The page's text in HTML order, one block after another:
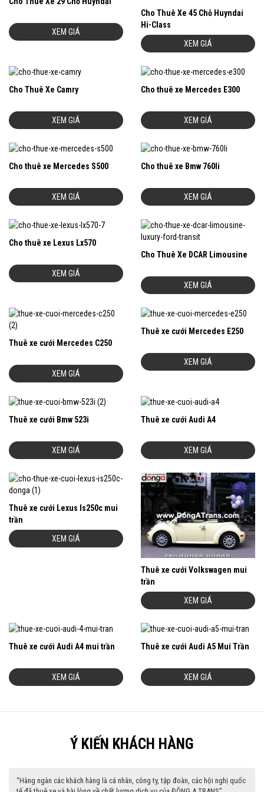
XEM GIÁ
Cho Thuê Xe 45 Chỗ Huyndai
Hi-Class
XEM GIÁ
Cho Thuê Xe Camry
XEM GIÁ
Cho thuê xe Mercedes E300
XEM GIÁ
Cho thuê xe Mercedes S500
XEM GIÁ
Cho thuê xe Bmw 760li
XEM GIÁ
Cho thuê xe Lexus Lx570
XEM GIÁ
Cho Thuê Xe DCAR Limousine
XEM GIÁ
Thuê xe cưới Mercedes C250
XEM GIÁ
Thuê xe cưới Mercedes E250
XEM GIÁ
Thuê xe cưới Bmw 523i
XEM GIÁ
Thuê xe cưới Audi A4
XEM GIÁ
Thuê xe cưới Lexus Is250c mui
trần
XEM GIÁ
Thuê xe cưới Volkswagen mui
trần
XEM GIÁ
Thuê xe cưới Audi A4 mui trần
XEM GIÁ
Thuê xe cưới Audi A5 Mui Trần
XEM GIÁ
Ý KIẾN KHÁCH HÀNG
“Hàng ngàn các khách hàng là cá nhân, công ty, tập đoàn, các hội nghị quốc